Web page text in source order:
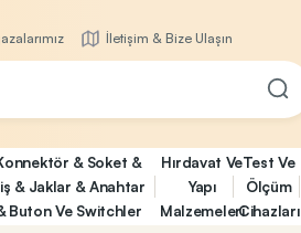
İletişim & Bize Ulaşın
& Soket &
& Jaklar & Anahtar
Buton Ve Switchler
Hırdavat Ve
Yapı
Malzemeleri
Test Ve
Ölçüm
Cihazları